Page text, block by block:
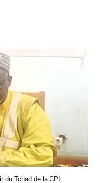
du Tchad de la CPI